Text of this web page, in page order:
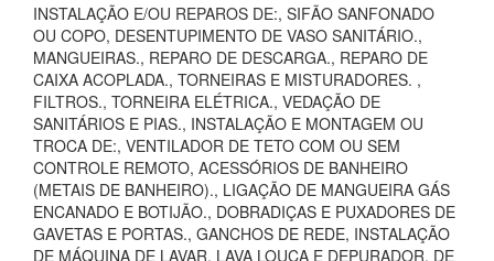
INSTALAÇÃO E/OU REPAROS DE:, SIFÃO SANFONADO
OU COPO, DESENTUPIMENTO DE VASO SANITÁRIO.,
MANGUEIRAS., REPARO DE DESCARGA., REPARO DE
CAIXA ACOPLADA., TORNEIRAS E MISTURADORES. ,
FILTROS., TORNEIRA ELÉTRICA., VEDAÇÃO DE
SANITÁRIOS E PIAS., INSTALAÇÃO E MONTAGEM OU
TROCA DE:, VENTILADOR DE TETO COM OU SEM
CONTROLE REMOTO, ACESSÓRIOS DE BANHEIRO
(METAIS DE BANHEIRO)., LIGAÇÃO DE MANGUEIRA GÁS
ENCANADO E BOTIJÃO., DOBRADIÇAS E PUXADORES DE
GAVETAS E PORTAS., GANCHOS DE REDE, INSTALAÇÃO
DE MÁQUINA DE LAVAR, LAVA LOUÇA E DEPURADOR, DE